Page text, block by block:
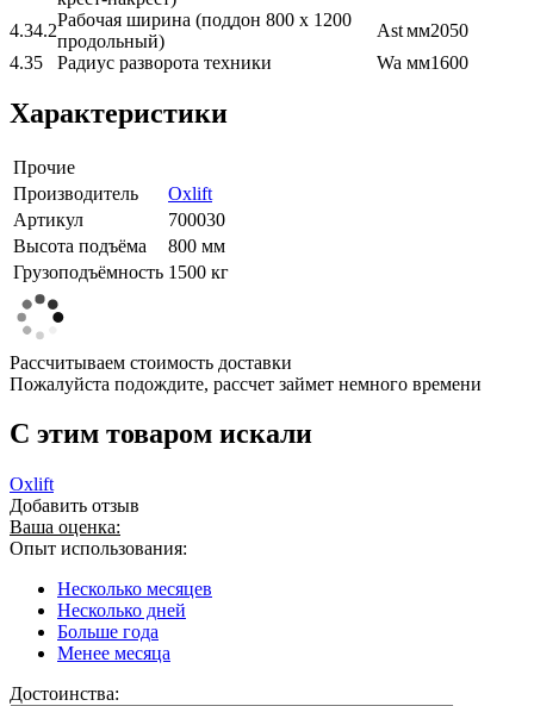
4.34.2
Рабочая ширина (поддон 800 х 1200
продольный)
Astмм2050
4.35
Радиус разворота техники Wa мм1600
Характеристики
Прочие
Производитель
Oxlift
Артикул
700030
Высота подъёма
800 мм
Грузоподъёмность 1500 кг
Рассчитываем стоимость доставки
Пожалуйста подождите, рассчет займет немного времени
C этим товаром искали
Oxlift
Добавить отзыв
Ваша оценка:
Опыт использования:
Несколько месяцев
Несколько дней
Больше года
Менее месяца
Достоинства: